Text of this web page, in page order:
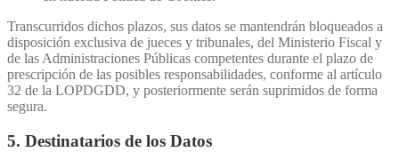
Transcurridos dichos plazos, sus datos se mantendrán bloqueados a
disposición exclusiva de jueces y tribunales, del Ministerio Fiscal y
de las Administraciones Públicas competentes durante el plazo de
prescripción de las posibles responsabilidades, conforme al artículo
32 de la LOPDGDD, y posteriormente serán suprimidos de forma
segura.
5. Destinatarios de los Datos